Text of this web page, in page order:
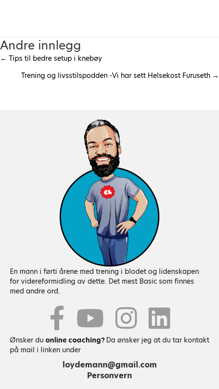
Andre innlegg
← Tips til bedre setup i knebøy
Trening og livsstilspodden -Vi har sett Helsekost Furuseth →
En mann i førti årene med trening i blodet og lidenskapen
for videreformidling av dette. Det mest Basic som finnes
med andre ord.
Youtube
Ønsker du online coaching? Da ønsker jeg at du tar kontakt
på mail i linken under
loydemann@gmail.com
Personvern